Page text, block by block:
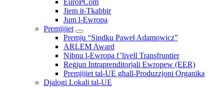
EuroPCom
Jiem it-Tkabbir
Jum l-Ewropa
Premjijiet
Premju “Sindku Paweł Adamowicz”
ARLEM Award
Nibnu l-Ewropa f’livell Transfruntier
Reġjun Intraprenditorjali Ewropew (EER)
Premjijiet tal-UE għall-Produzzjoni Organika
Djalogi Lokali tal-UE